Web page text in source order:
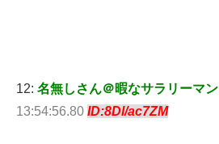
12: 名無しさん＠暇なサラリーマン
13:54:56.80 ID:8Dl/ac7ZM